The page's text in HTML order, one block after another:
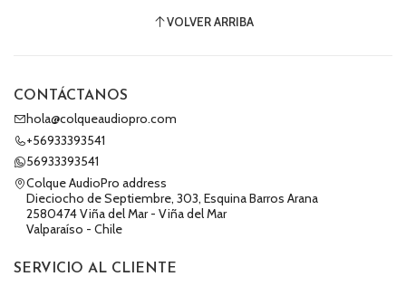
VOLVER ARRIBA
CONTÁCTANOS
hola@colqueaudiopro.com
+56933393541
56933393541
Colque AudioPro address
Dieciocho de Septiembre, 303, Esquina Barros Arana
2580474 Viña del Mar - Viña del Mar
Valparaíso - Chile
SERVICIO AL CLIENTE